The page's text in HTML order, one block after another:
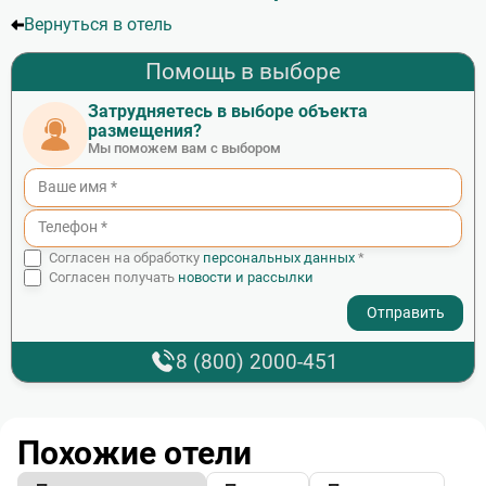
страница
Вернуться в отель
Помощь в выборе
Затрудняетесь в выборе объекта
размещения?
Мы поможем вам с выбором
Согласен на обработку персональных данных *
Согласен получать новости и рассылки
8 (800) 2000-451
Похожие отели